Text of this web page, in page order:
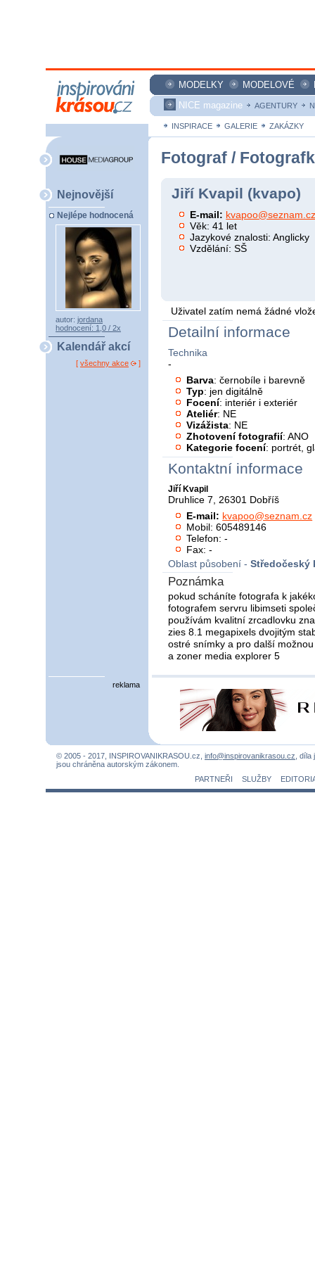
MODELKY MODELOVÉ
NICE magazine
AGENTURY
INSPIRACE GALERIE ZAKÁZKY
Nejnovější
Nejlépe hodnocená
autor: jordana
hodnocení: 1,0 / 2x
Kalendář akcí
[ všechny akce ]
Fotograf /
Jiří Kvapil (kvapo)
E-mail:
Věk: 41 let
Jazykové znalosti: Anglicky
Vzdělání: SŠ
Uživatel zatím nemá žádné
Detailní informace
Technika
-
Barva: černobíle i barevně
Typ: jen digitálně
Focení: interiér i exteriér
Ateliér: NE
Vizážista: NE
Zhotovení fotografií: ANO
Kategorie focení: portrét,
Kontaktní informace
Jiří Kvapil
Druhlice 7, 26301 Dobříš
E-mail: kvapoo@seznam.cz
Mobil: 605489146
Telefon: -
Fax: -
Oblast působení - Středočeský
Poznámka
pokud scháníte fotografa k
fotografem servru libimseti
používám kvalitní zrcadlovku
zies 8.1 megapixels dvojitým
ostré snímky a pro další
a zoner media explorer 5
reklama
© 2005 - 2017, INSPIROVANIKRASOU.cz, info@inspirovanikrasou.cz ,
jsou chráněna autorským zákonem.
PARTNEŘI
SLUŽBY